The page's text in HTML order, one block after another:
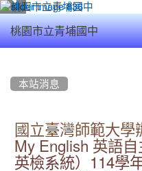
桃園市立青埔國中
本站消息
國立臺灣師範大學
My English 英語
英檢系統）114學